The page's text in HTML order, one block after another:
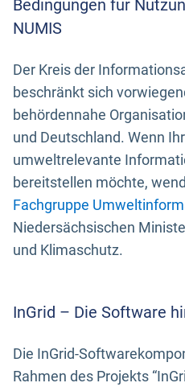
Bedingungen für
NUMIS
Der Kreis der
beschränkt sich
behördennahe
und Deutschland. Wenn
umweltrelevante
bereitstellen möchte,
Fachgruppe
Niedersächsischen
und Klimaschutz.
InGrid – Die Software
Die InGrid-
Rahmen des Projekts